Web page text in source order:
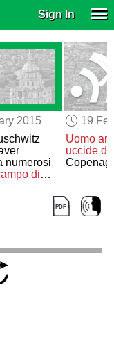
Sign In
2015
numerosi
di
19
Uomo
uccide